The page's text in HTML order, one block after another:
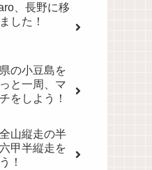
、長野に移
した！
の小豆島を
と一周、マ
をしよう！
山縦走の半
甲半縦走を
！